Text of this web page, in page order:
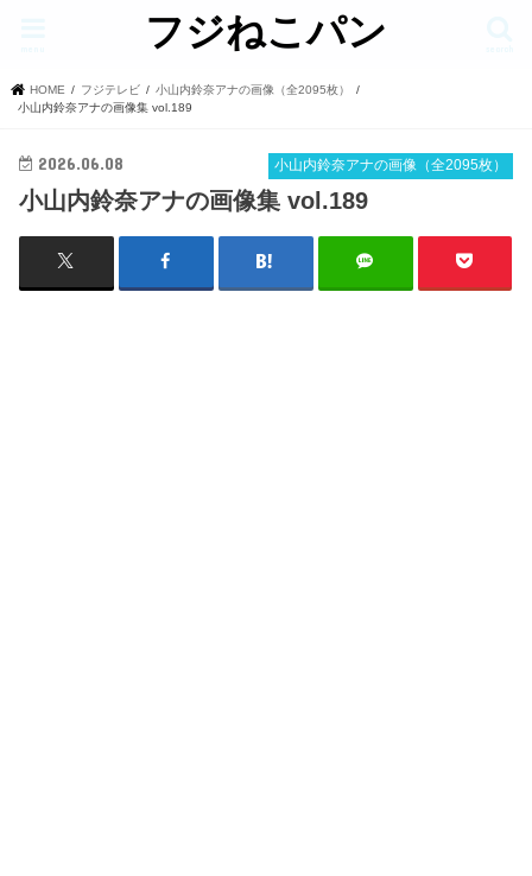
フジねこパン
HOME フジテレビ
小山内鈴奈アナの画像（全2095枚）
小山内鈴奈アナの画像集 vol.189
小山内鈴奈アナの画像（全2095枚）
2026.06.08
小山内鈴奈アナの画像集 vol.189